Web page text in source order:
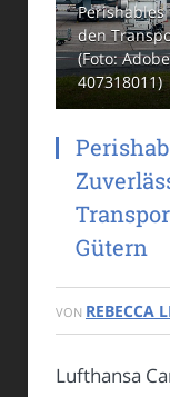
Perishables
den
(Foto:
407318011)
Gütern
VON REBECCA
Lufthansa